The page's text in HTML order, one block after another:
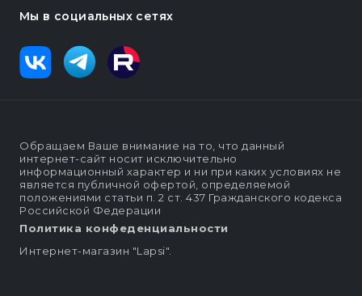
Мы в социальных сетях
Обращаем Ваше внимание на то, что данный
интернет-сайт носит исключительно
информационный характер и ни при каких условиях не
является публичной офертой, определяемой
положениями статьи п. 2 ст. 437 Гражданского кодекса
Российской Федерации
Политика конфеденциальности
Интернет-магазин "Lapsi".